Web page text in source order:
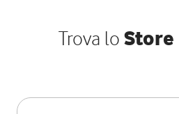
Trova lo Store